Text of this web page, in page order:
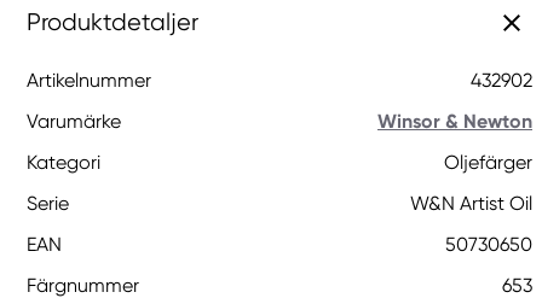
Produktdetaljer
Artikelnummer
432902
Varumärke
Winsor & Newton
Kategori
Oljefärger
Serie
W&N Artist Oil
EAN
50730650
Färgnummer
653